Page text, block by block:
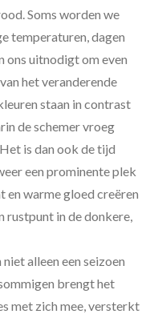
Soms worden we
temperaturen, dagen
ons uitnodigt om even
het veranderende
staan in contrast
de schemer vroeg
is dan ook de tijd
een prominente plek
en warme gloed creëren
rustpunt in de donkere,
alleen een seizoen
brengt het
met zich mee, versterkt